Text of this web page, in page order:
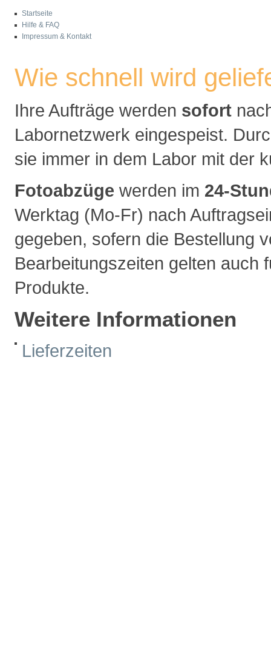
Startseite
Hilfe & FAQ
Impressum & Kontakt
Wie schnell wird
Ihre Aufträge werden sofort
Labornetzwerk eingespeist.
sie immer in dem Labor mit der
Fotoabzüge werden im 24-
Werktag (Mo-Fr) nach
gegeben, sofern die Bestellung
Bearbeitungszeiten gelten auch
Produkte.
Weitere Informationen
Lieferzeiten